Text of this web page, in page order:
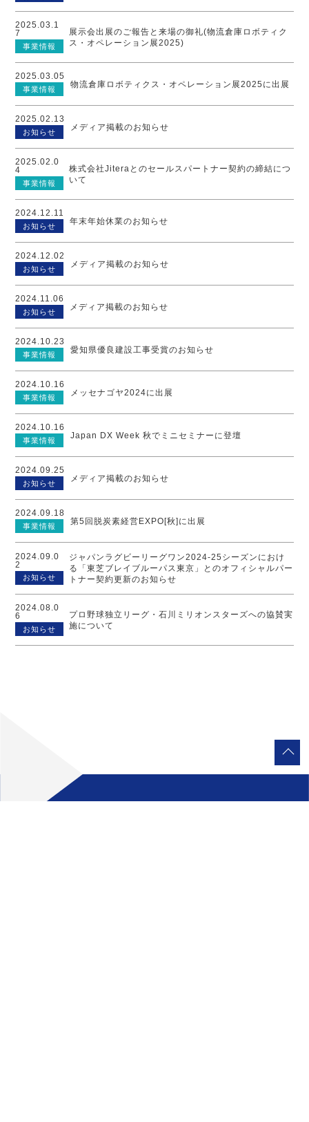
2025.03.1
7
事業情報
展示会出展のご報告と来場の御礼(物流倉庫ロボティク
ス・オペレーション展2025)
2025.03.05
事業情報 物流倉庫ロボティクス・オペレーション展2025に出展
2025.02.13
お知らせ メディア掲載のお知らせ
2025.02.0
4
事業情報
株式会社Jiteraとのセールスパートナー契約の締結につ
いて
2024.12.11
お知らせ 年末年始休業のお知らせ
2024.12.02
お知らせ メディア掲載のお知らせ
2024.11.06
お知らせ メディア掲載のお知らせ
2024.10.23
事業情報 愛知県優良建設工事受賞のお知らせ
2024.10.16
事業情報 メッセナゴヤ2024に出展
2024.10.16
事業情報 Japan DX Week 秋でミニセミナーに登壇
2024.09.25
お知らせ メディア掲載のお知らせ
2024.09.18
事業情報 第5回脱炭素経営EXPO[秋]に出展
2024.09.0
2
お知らせ
ジャパンラグビーリーグワン2024-25シーズンにおけ
る「東芝ブレイブルーパス東京」とのオフィシャルパー
トナー契約更新のお知らせ
2024.08.0
6
お知らせ
プロ野球独立リーグ・石川ミリオンスターズへの協賛実
施について